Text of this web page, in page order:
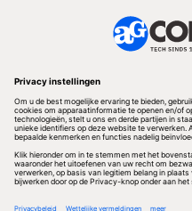
Volg ons
Redactionele partner